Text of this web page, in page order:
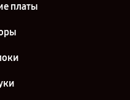
платы